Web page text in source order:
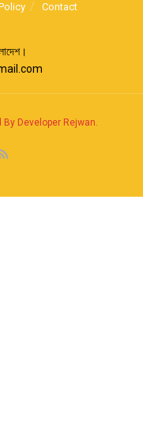
Contact
By Developer Rejwan.